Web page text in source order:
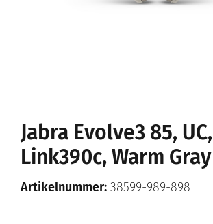
Jabra Evolve3 85, UC,
Link390c, Warm Gray
Artikelnummer: 38599-989-898